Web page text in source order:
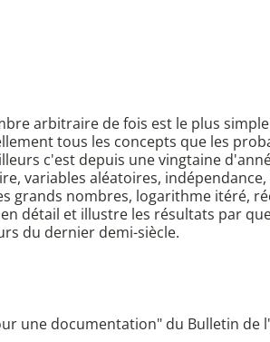
arbitraire de fois est le plus
tous les concepts que les
c'est depuis une vingtaine
variables aléatoires,
nombres, logarithme itéré,
détail et illustre les résultats par
du dernier demi-siècle.
une documentation" du Bulletin de